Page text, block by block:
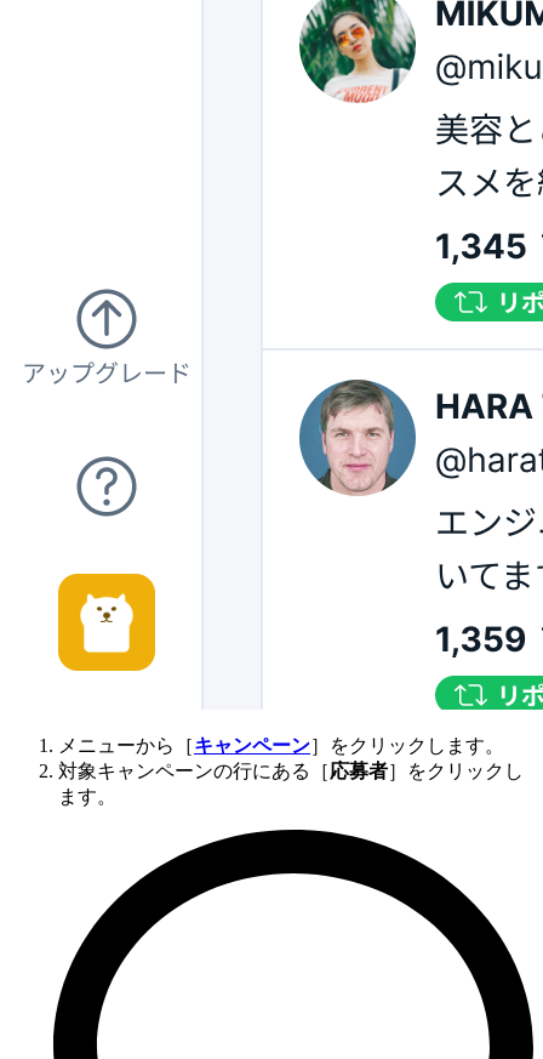
メニューから［キャンペーン］をクリックします。
対象キャンペーンの行にある［応募者］をクリックし
ます。